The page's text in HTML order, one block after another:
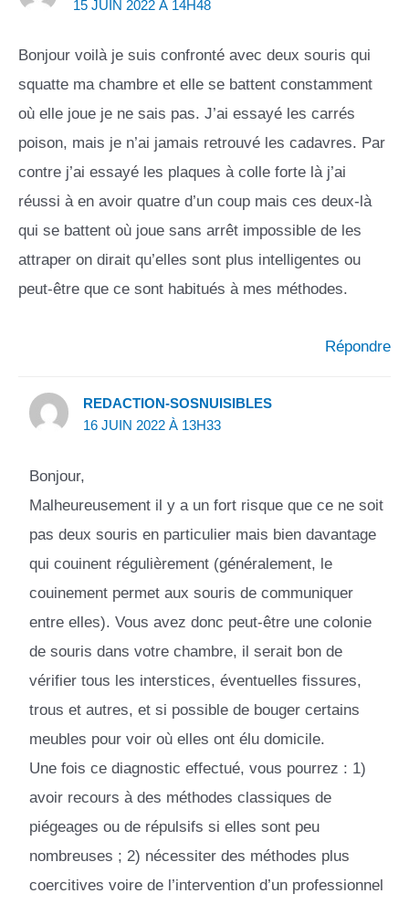
15 JUIN 2022 À 14H48
Bonjour voilà je suis confronté avec deux souris qui
squatte ma chambre et elle se battent constamment
où elle joue je ne sais pas. J’ai essayé les carrés
poison, mais je n’ai jamais retrouvé les cadavres. Par
contre j’ai essayé les plaques à colle forte là j’ai
réussi à en avoir quatre d’un coup mais ces deux-là
qui se battent où joue sans arrêt impossible de les
attraper on dirait qu’elles sont plus intelligentes ou
peut-être que ce sont habitués à mes méthodes.
Répondre
REDACTION-SOSNUISIBLES
16 JUIN 2022 À 13H33
Bonjour,
Malheureusement il y a un fort risque que ce ne soit
pas deux souris en particulier mais bien davantage
qui couinent régulièrement (généralement, le
couinement permet aux souris de communiquer
entre elles). Vous avez donc peut-être une colonie
de souris dans votre chambre, il serait bon de
vérifier tous les interstices, éventuelles fissures,
trous et autres, et si possible de bouger certains
meubles pour voir où elles ont élu domicile.
Une fois ce diagnostic effectué, vous pourrez : 1)
avoir recours à des méthodes classiques de
piégeages ou de répulsifs si elles sont peu
nombreuses ; 2) nécessiter des méthodes plus
coercitives voire de l’intervention d’un professionnel